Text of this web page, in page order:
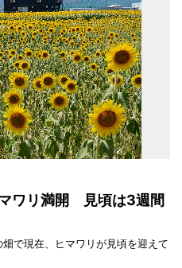
ワリ満開 見頃は3週間
で現在、ヒマワリが見頃を迎えて